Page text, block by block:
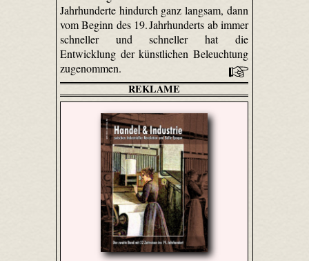
Jahrhunderte hindurch ganz langsam, dann
vom Beginn des 19. Jahrhunderts ab immer
schneller und schneller hat die
Entwicklung der künstlichen Beleuchtung
zugenommen.
REKLAME